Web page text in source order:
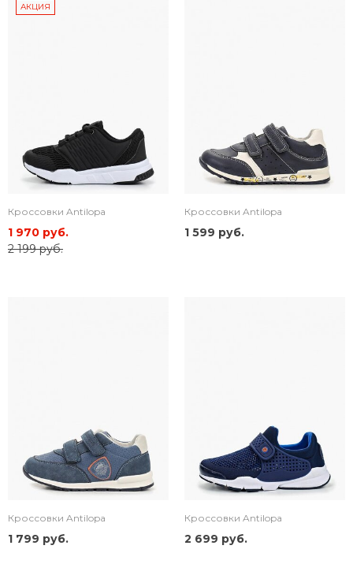
АКЦИЯ
Кроссовки Antilopa
1 970 руб.
2 199 руб.
Кроссовки Antilopa
1 599 руб.
Кроссовки Antilopa
1 799 руб.
Кроссовки Antilopa
2 699 руб.